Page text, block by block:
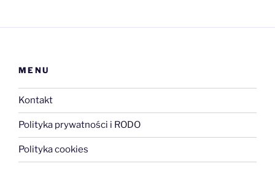
MENU
Kontakt
Polityka prywatności i RODO
Polityka cookies